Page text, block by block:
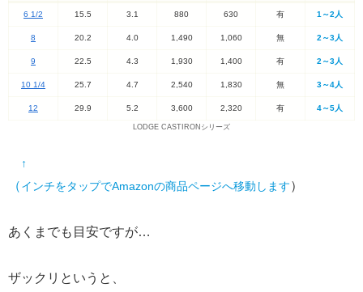
6 1/2 15.5 3.1 880 630 有 1～2人
8 20.2 4.0 1,490 1,060 無 2～3人
9 22.5 4.3 1,930 1,400 有 2～3人
10 1/4 25.7 4.7 2,540 1,830 無 3～4人
12 29.9 5.2 3,600 2,320 有 4～5人
LODGE CASTIRONシリーズ
↑
（インチをタップでAmazonの商品ページへ移動します）
あくまでも目安ですが…
ザックリというと、